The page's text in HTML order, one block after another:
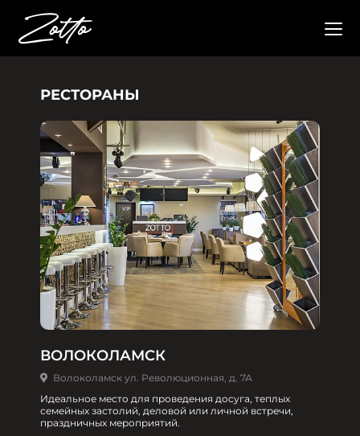
РЕСТОРАНЫ
ВОЛОКОЛАМСК
Волоколамск ул. Революционная, д. 7А
Идеальное место для проведения досуга, теплых
семейных застолий, деловой или личной встречи,
праздничных мероприятий.